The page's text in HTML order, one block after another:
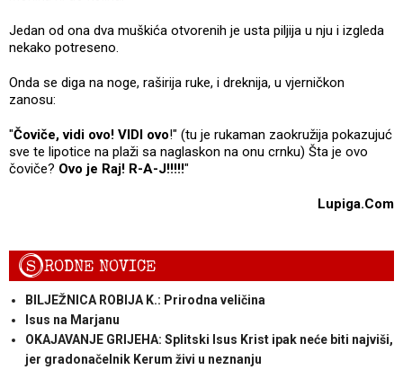
Jedan od ona dva muškića otvorenih je usta piljija u nju i izgleda
nekako potreseno.
Onda se diga na noge, raširija ruke, i dreknija, u vjerničkon
zanosu:
"Čoviče, vidi ovo! VIDI ovo!" (tu je rukaman zaokružija pokazujuć
sve te lipotice na plaži sa naglaskon na onu crnku) Šta je ovo
čoviče? Ovo je Raj! R-A-J!!!!!"
Lupiga.Com
SRODNE NOVICE
BILJEŽNICA ROBIJA K.: Prirodna veličina
Isus na Marjanu
OKAJAVANJE GRIJEHA: Splitski Isus Krist ipak neće biti najviši,
jer gradonačelnik Kerum živi u neznanju